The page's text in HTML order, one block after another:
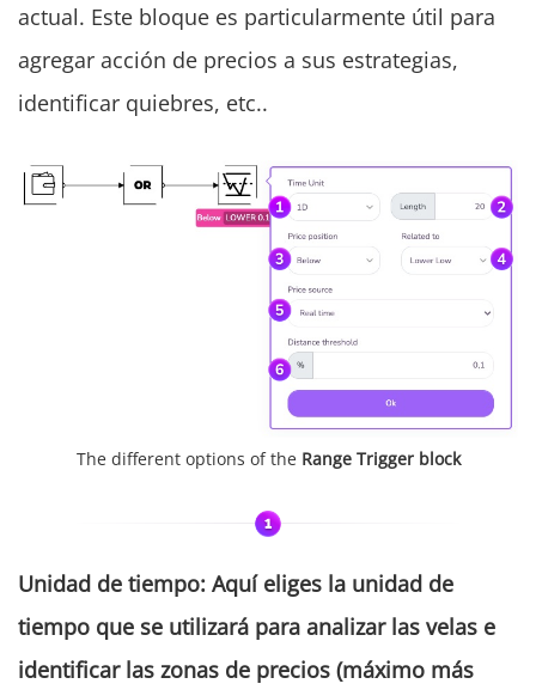
actual. Este bloque es particularmente útil para
agregar acción de precios a sus estrategias,
identificar quiebres, etc..
The different options of the Range Trigger block
Unidad de tiempo: Aquí eliges la unidad de
tiempo que se utilizará para analizar las velas e
identificar las zonas de precios (máximo más